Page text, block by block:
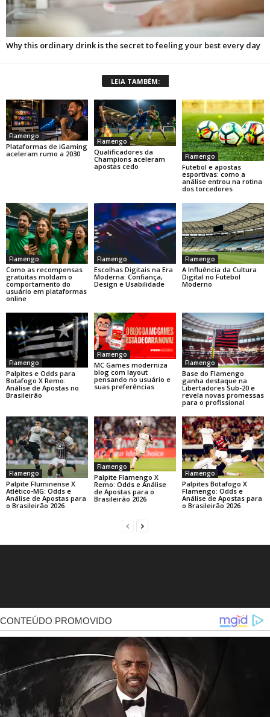
LEIA TAMBÉM:
Flamengo
Plataformas de iGaming
aceleram rumo a 2030
Flamengo
Qualificadores da
Champions aceleram
apostas cedo
Flamengo
Futebol e apostas
esportivas: como a
análise entrou na rotina
dos torcedores
Flamengo
Como as recompensas
gratuitas moldam o
comportamento do
usuário em plataformas
online
Flamengo
Escolhas Digitais na Era
Moderna: Confiança,
Design e Usabilidade
Flamengo
A Influência da Cultura
Digital no Futebol
Moderno
Flamengo
Palpites e Odds para
Botafogo X Remo:
Análise de Apostas no
Brasileirão
Flamengo
MC Games moderniza
blog com layout
pensando no usuário e
suas preferências
Flamengo
Base do Flamengo
ganha destaque na
Libertadores Sub-20 e
revela novas promessas
para o profissional
Flamengo
Palpite Fluminense X
Atlético-MG: Odds e
Análise de Apostas para
o Brasileirão 2026
Flamengo
Palpite Flamengo X
Remo: Odds e Análise
de Apostas para o
Brasileirão 2026
Flamengo
Palpites Botafogo X
Flamengo: Odds e
Análise de Apostas para
o Brasileirão 2026